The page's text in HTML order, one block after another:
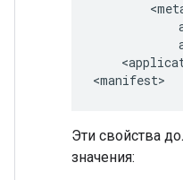
Эти свойства
значения: